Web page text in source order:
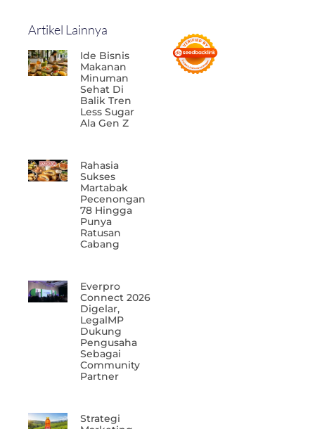
Artikel Lainnya
Ide Bisnis
Makanan
Minuman
Sehat Di
Balik Tren
Less Sugar
Ala Gen Z
Rahasia
Sukses
Martabak
Pecenongan
78 Hingga
Punya
Ratusan
Cabang
Everpro
Connect 2026
Digelar,
LegalMP
Dukung
Pengusaha
Sebagai
Community
Partner
Strategi